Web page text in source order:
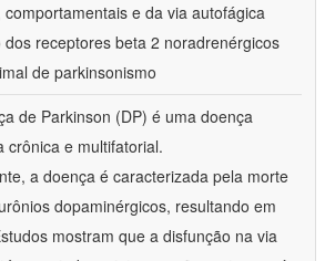
e da via autofágica
receptores beta 2 noradrenérgicos
de parkinsonismo
de Parkinson (DP) é uma doença
crônica e multifatorial.
a doença é caracterizada pela morte
dopaminérgicos, resultando em
mostram que a disfunção na via